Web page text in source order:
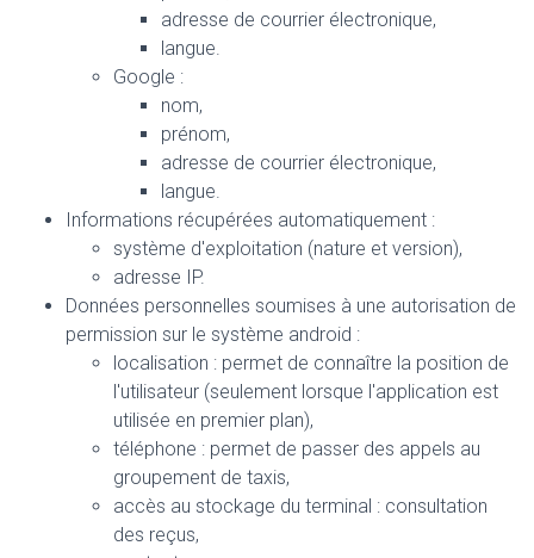
adresse de courrier électronique,
langue.
Google :
nom,
prénom,
adresse de courrier électronique,
langue.
Informations récupérées automatiquement :
système d'exploitation (nature et version),
adresse IP.
Données personnelles soumises à une autorisation de
permission sur le système android :
localisation : permet de connaître la position de
l'utilisateur (seulement lorsque l'application est
utilisée en premier plan),
téléphone : permet de passer des appels au
groupement de taxis,
accès au stockage du terminal : consultation
des reçus,